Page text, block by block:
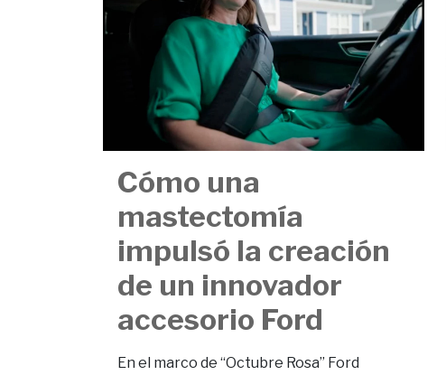
Cómo una
mastectomía
impulsó la creación
de un innovador
accesorio Ford
En el marco de “Octubre Rosa” Ford